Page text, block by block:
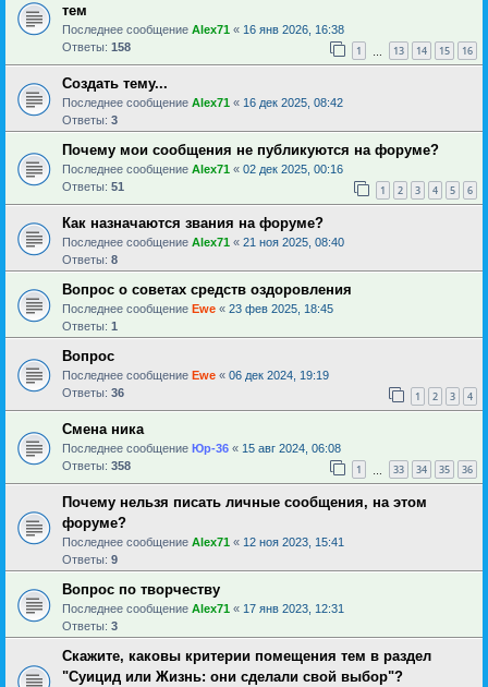
тем
Последнее сообщение Alex71 « 16 янв 2026, 16:38
Ответы: 158 1 13 14 15 16
Создать тему...
Последнее сообщение Alex71 « 16 дек 2025, 08:42
Ответы: 3
Почему мои сообщения не публикуются на форуме?
Последнее сообщение Alex71 « 02 дек 2025, 00:16
Ответы: 51 1 2 3 4 5 6
Как назначаются звания на форуме?
Последнее сообщение Alex71 « 21 ноя 2025, 08:40
Ответы: 8
Вопрос о советах средств оздоровления
Последнее сообщение Ewe « 23 фев 2025, 18:45
Ответы: 1
Вопрос
Последнее сообщение Ewe « 06 дек 2024, 19:19
Ответы: 36 1 2 3 4
Смена ника
Последнее сообщение Юр-36 « 15 авг 2024, 06:08
Ответы: 358 1 33 34 35 36
Почему нельзя писать личные сообщения, на этом
форуме?
Последнее сообщение Alex71 « 12 ноя 2023, 15:41
Ответы: 9
Вопрос по творчеству
Последнее сообщение Alex71 « 17 янв 2023, 12:31
Ответы: 3
Скажите, каковы критерии помещения тем в раздел
"Суицид или Жизнь: они сделали свой выбор"?